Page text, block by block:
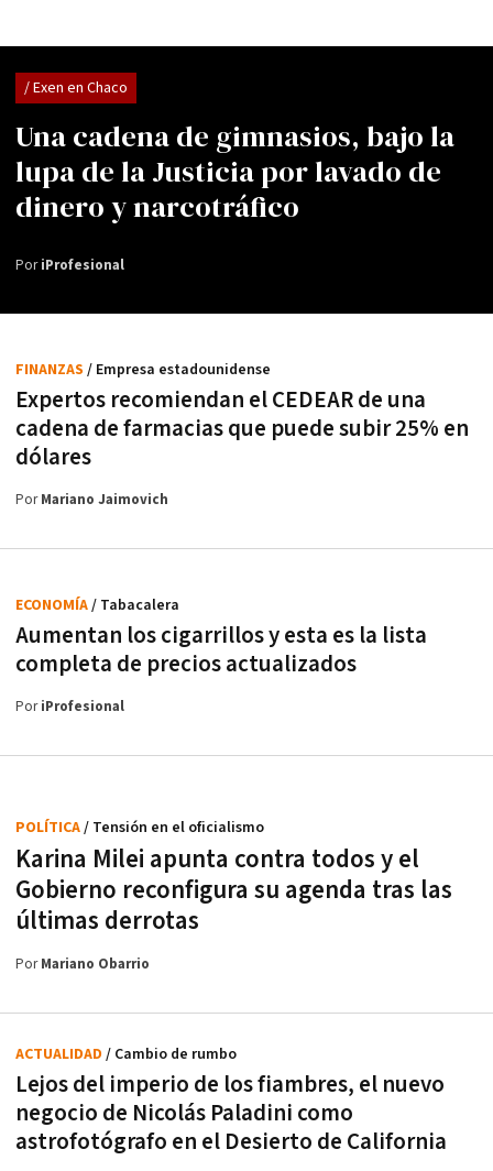
Una cadena de gimnasios, bajo la
lupa de la Justicia por lavado de
dinero y narcotráfico
/ Exen en Chaco
PoriProfesional
Expertos recomiendan el CEDEAR de una
cadena de farmacias que puede subir 25% en
dólares
FINANZAS / Empresa estadounidense
PorMariano Jaimovich
Aumentan los cigarrillos y esta es la lista
completa de precios actualizados
ECONOMÍA/ Tabacalera
PoriProfesional
Karina Milei apunta contra todos y el
Gobierno reconfigura su agenda tras las
últimas derrotas
POLÍTICA/ Tensión en el oficialismo
PorMariano Obarrio
Lejos del imperio de los fiambres, el nuevo
negocio de Nicolás Paladini como
astrofotógrafo en el Desierto de California
ACTUALIDAD / Cambio de rumbo